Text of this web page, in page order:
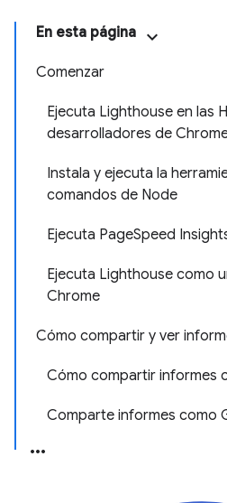
En esta página
Comenzar
Ejecuta Lighthouse en las
desarrolladores de
Instala y ejecuta la
comandos de Node
Ejecuta PageSpeed
Ejecuta Lighthouse como
Chrome
Cómo compartir y ver
Cómo compartir informes
Comparte informes como